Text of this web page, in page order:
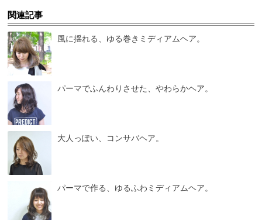
関連記事
風に揺れる、ゆる巻きミディアムヘア。
パーマでふんわりさせた、やわらかヘア。
大人っぽい、コンサバヘア。
パーマで作る、ゆるふわミディアムヘア。